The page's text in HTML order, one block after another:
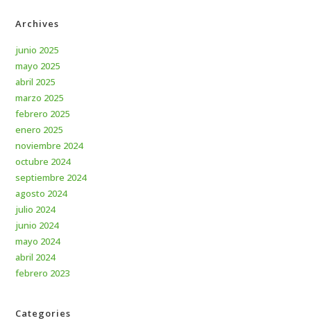
Archives
junio 2025
mayo 2025
abril 2025
marzo 2025
febrero 2025
enero 2025
noviembre 2024
octubre 2024
septiembre 2024
agosto 2024
julio 2024
junio 2024
mayo 2024
abril 2024
febrero 2023
Categories